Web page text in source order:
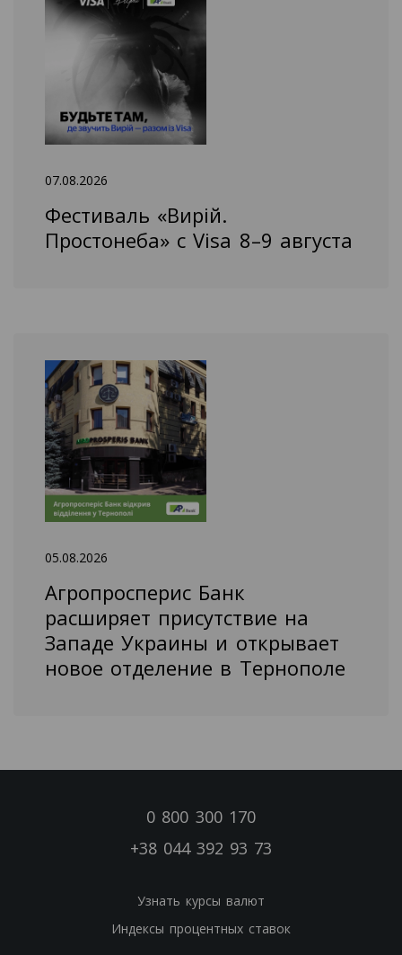
07.08.2026
Фестиваль «Вирій.
Простонеба» с Visa 8–9 августа
05.08.2026
Агропросперис Банк
расширяет присутствие на
Западе Украины и открывает
новое отделение в Тернополе
0 800 300 170
+38 044 392 93 73
Узнать курсы валют
Индексы процентных ставок